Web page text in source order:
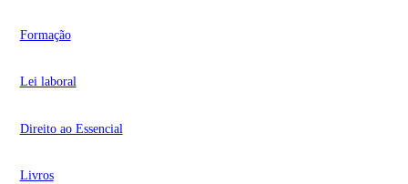
Formação
Lei laboral
Direito ao Essencial
Livros